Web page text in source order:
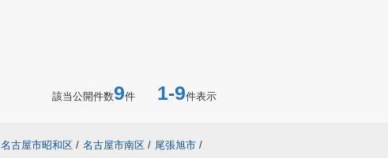
該当公開件数9件 1-9件表示
名古屋市昭和区 / 名古屋市南区 / 尾張旭市 /